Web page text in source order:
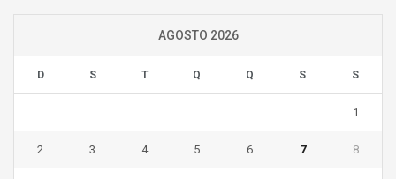
AGOSTO 2026
D S T Q Q S S
1
2 3 4 5 6 7 8